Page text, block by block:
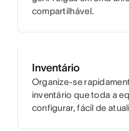
compartilhável.
Inventário
Organize-se
inventário que toda a
configurar, fácil de